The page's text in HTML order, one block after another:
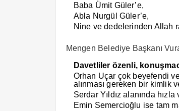
Baba Ümit Güler’e,
Abla Nurgül Güler’e,
Nine ve dedelerinden Allah
Mengen Belediye Başkanı
Davetliler özenli,
Orhan Uçar çok beyefendi
alınması gereken bir kimlik
Serdar Yıldız alanında
Emin Semercioğlu ise tam